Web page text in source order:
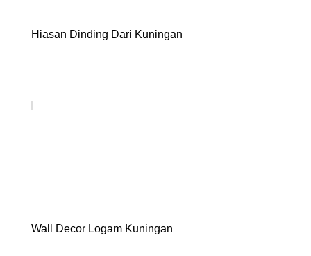
Hiasan Dinding Dari Kuningan
Wall Decor Logam Kuningan